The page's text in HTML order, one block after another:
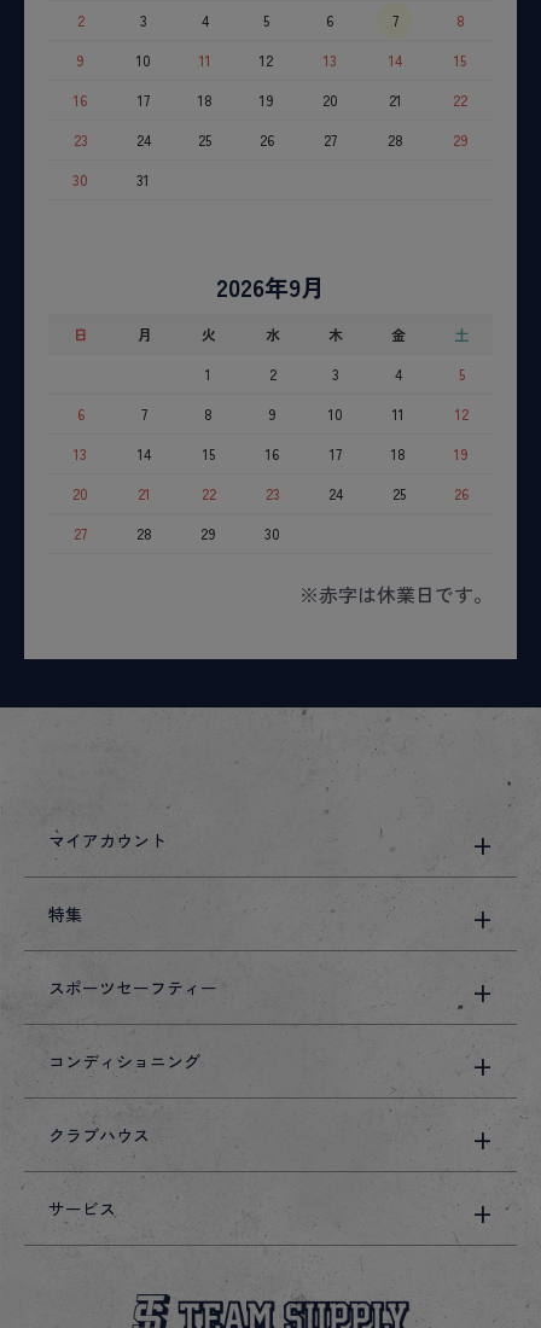
2
3 4 5 6 7
8
9
10 11 12 13 14
15
16
17 18 19 20 21
22
23
24 25 26 27 28
29
30
31
2026年9月
日 月 火 水 木 金
土
1
2 3 4
5
6
7 8 9 10 11
12
13
14 15 16 17 18
19
20
21 22 23 24 25
26
27
28 29 30
※赤字は休業日です。
マイアカウント
特集
スポーツセーフティー
コンディショニング
クラブハウス
サービス